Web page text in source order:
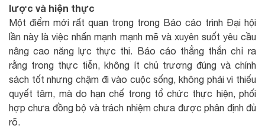
lược và hiện thực
Một điểm mới rất quan trọng trong Báo cáo trình Đại hội
lần này là việc nhấn mạnh mạnh mẽ và xuyên suốt yêu cầu
nâng cao năng lực thực thi. Báo cáo thẳng thắn chỉ ra
rằng trong thực tiễn, không ít chủ trương đúng và chính
sách tốt nhưng chậm đi vào cuộc sống, không phải vì thiếu
quyết tâm, mà do hạn chế trong tổ chức thực hiện, phối
hợp chưa đồng bộ và trách nhiệm chưa được phân định đủ
rõ.